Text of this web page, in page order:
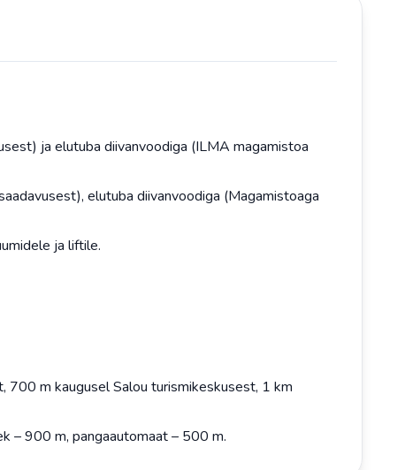
ja elutuba diivanvoodiga (ILMA magamistoa
elutuba diivanvoodiga (Magamistoaga
ja liftile.
700 m kaugusel Salou turismikeskusest, 1 km
– 900 m, pangaautomaat – 500 m.